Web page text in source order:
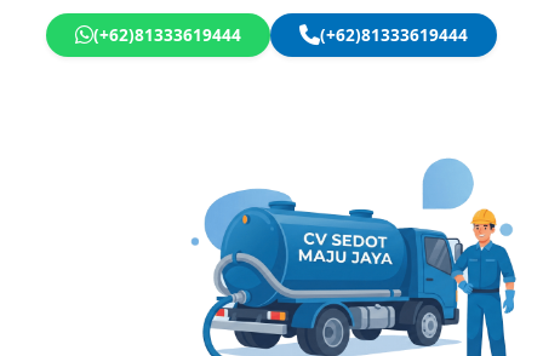
(+62)81333619444 (+62)81333619444